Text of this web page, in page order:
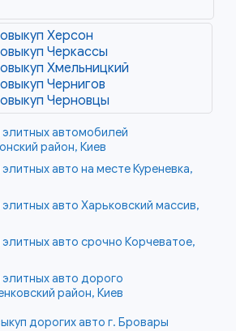
Херсон
Черкассы
Хмельницкий
Чернигов
Черновцы
элитных автомобилей
район, Киев
авто на месте Куреневка,
элитных авто Харьковский массив,
элитных авто срочно Корчеватое,
элитных авто дорого
район, Киев
дорогих авто г. Бровары